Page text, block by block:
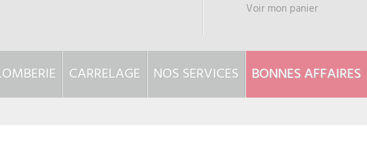
Voir mon panier
CARRELAGE NOS SERVICES BONNES AFFAIRES